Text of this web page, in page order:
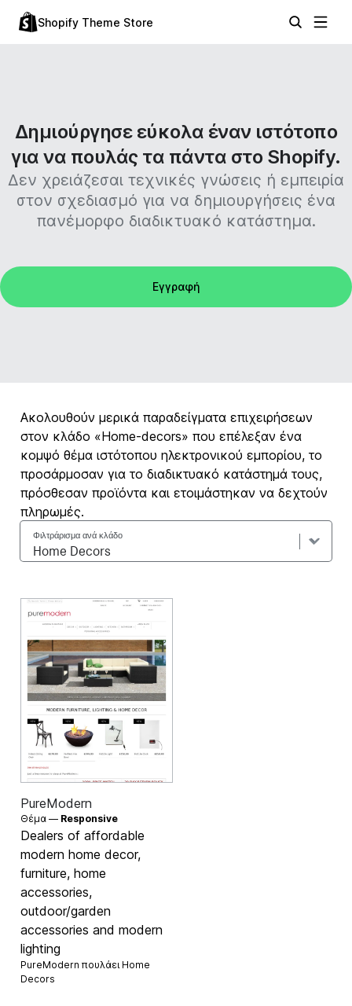
Shopify Theme Store
Δημιούργησε εύκολα έναν ιστότοπο
για να πουλάς τα πάντα στο Shopify.
Δεν χρειάζεσαι τεχνικές γνώσεις ή εμπειρία
στον σχεδιασμό για να δημιουργήσεις ένα
πανέμορφο διαδικτυακό κατάστημα.
Εγγραφή
Ακολουθούν μερικά παραδείγματα επιχειρήσεων
στον κλάδο «Home-decors» που επέλεξαν ένα
κομψό θέμα ιστότοπου ηλεκτρονικού εμπορίου, το
προσάρμοσαν για το διαδικτυακό κατάστημά τους,
πρόσθεσαν προϊόντα και ετοιμάστηκαν να δεχτούν
πληρωμές.
Φιλτράρισμα ανά κλάδο
PureModern
Θέμα — Responsive
Dealers of affordable
modern home decor,
furniture, home
accessories,
outdoor/garden
accessories and modern
lighting
PureModern πουλάει Home
Decors